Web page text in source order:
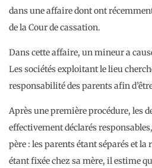
dans une affaire dont ont
de la Cour de cassation.
Dans cette affaire, un mineur a
Les sociétés exploitant le lieu
responsabilité des parents afin
Après une première procédure, les
effectivement déclarés
père : les parents étant séparés et la
étant fixée chez sa mère, il estime